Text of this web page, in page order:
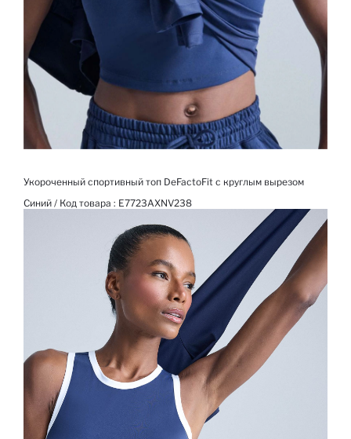
Укороченный спортивный топ DeFactoFit с круглым вырезом
Синий / Код товара : E7723AXNV238